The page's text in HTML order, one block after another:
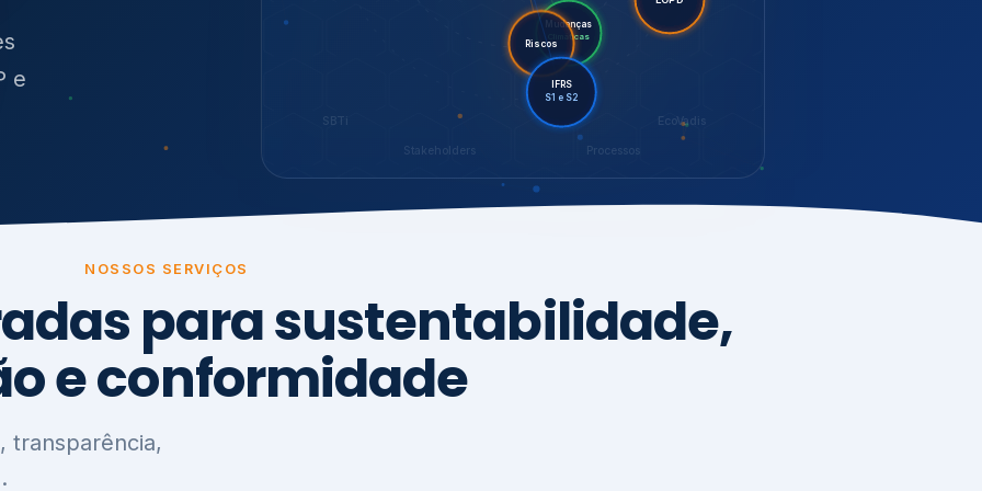
Stakeholders Processos
SBTi EcoVadis
Mudanças
Climáticas
Riscos LGPD
IFRS
S1 e S2
NOSSOS SERVIÇOS
para sustentabilidade,
e conformidade
transparência,